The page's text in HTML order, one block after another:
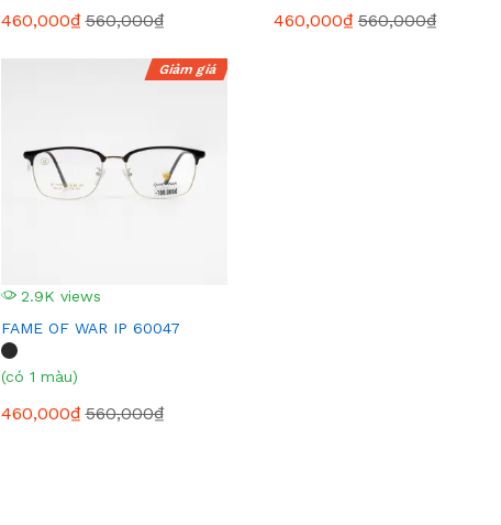
460,000₫560,000₫ 460,000₫ 560,000₫
2.9K views
Giảm giá
FAME OF WAR IP 60047
(có 1 màu)
460,000₫560,000₫